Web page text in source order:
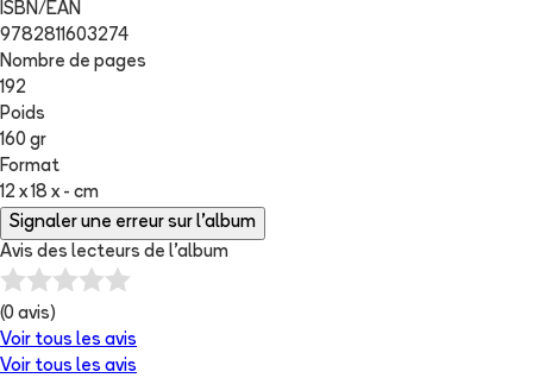
ISBN/EAN
9782811603274
Nombre de pages
192
Poids
160 gr
Format
12 x 18 x - cm
Signaler une erreur sur l'album
Avis des lecteurs de l'album
(0 avis)
Voir tous les avis
Voir tous les avis